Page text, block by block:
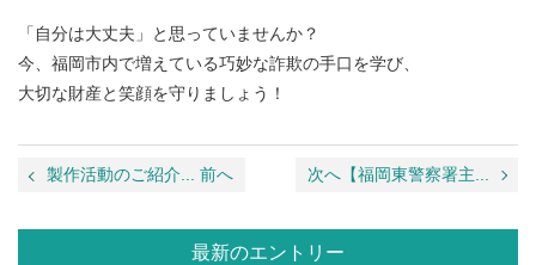
「自分は大丈夫」と思っていませんか？
今、福岡市内で増えている巧妙な詐欺の手口を学び、
大切な財産と笑顔を守りましょう！
製作活動のご紹介... 前へ 次へ【福岡東警察署主...
最新のエントリー